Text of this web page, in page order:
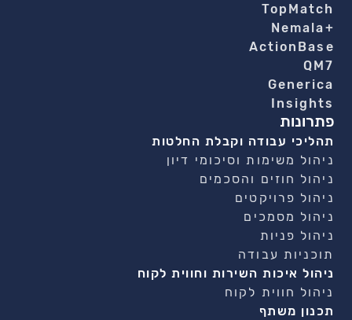
TopMatch
+Nemala
ActionBase
QM7
Generica
Insights
פתרונות
תהליכי עבודה וקבלת החלטות
ניהול משימות וסיכומי דיון
ניהול חוזים והסכמים
ניהול פרויקטים
ניהול מסמכים
ניהול פניות
תוכניות עבודה
ניהול איכות השירות וחווית לקוח
ניהול חווית לקוח
תכנון משתף